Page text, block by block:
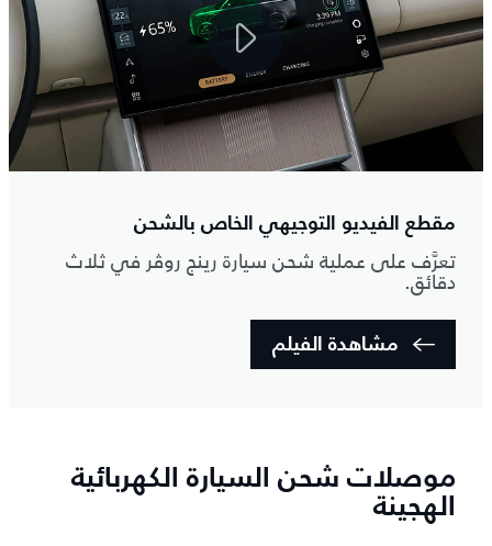
مقطع الفيديو التوجيهي الخاص بالشحن
تعرَّف على عملية شحن سيارة رينج روڤر في ثلاث
دقائق.
مشاهدة الفيلم
موصلات شحن السيارة الكهربائية
الهجينة